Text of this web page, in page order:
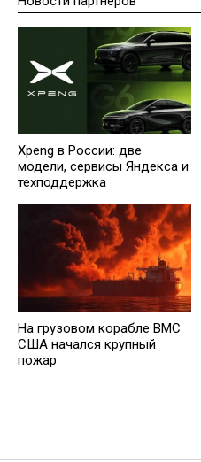
Xpeng в России: две
модели, сервисы Яндекса и
техподдержка
На грузовом корабле ВМС
США начался крупный
пожар